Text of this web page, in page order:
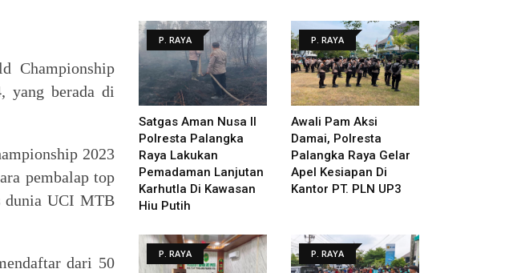
Championship
yang berada di
2023
pembalap top
dunia UCI MTB
dari 50
P. RAYA
Satgas Aman Nusa II
Polresta Palangka
Raya Lakukan
Pemadaman Lanjutan
Karhutla Di Kawasan
Hiu Putih
P. RAYA
Awali Pam Aksi
Damai, Polresta
Palangka Raya Gelar
Apel Kesiapan Di
Kantor PT. PLN UP3
P. RAYA P. RAYA